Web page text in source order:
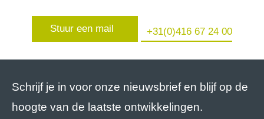
Stuur een mail +31(0)416 67 24 00
Schrijf je in voor onze nieuwsbrief en blijf op de
hoogte van de laatste ontwikkelingen.